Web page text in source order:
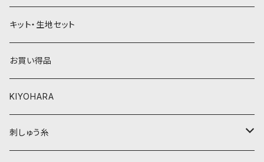
黄色・クリーム系
ベージュ・ブラウン系
黄色・クリーム系
ベージュ・ブラウン系
キット・生地セット
お買い得品
KIYOHARA
刺しゅう糸